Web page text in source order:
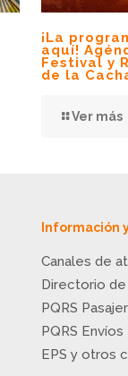
¡La
aquí!
Festival y
de la
Ver más
Información
Canales de
Directorio de
PQRS
PQRS Envíos
EPS y otros